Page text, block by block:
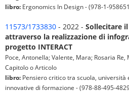
libro: Ergonomics In Design - (978-1-
11573/1733830 - 2022 - Sollecitare
attraverso la realizzazione di
progetto INTERACT
Poce, Antonella; Valente, Mara; Rosaria
Capitolo o Articolo
libro: Pensiero critico tra scuola, università
innovative di formazione - (978-88-495-